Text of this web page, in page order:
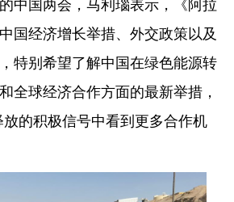
国两会，马利瑙表示，《阿拉
国经济增长举措、外交政策以及
特别希望了解中国在绿色能源转
全球经济合作方面的最新举措，
放的积极信号中看到更多合作机